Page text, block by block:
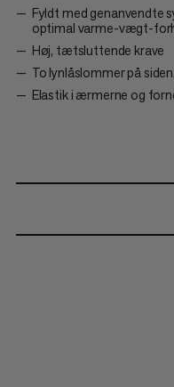
Fyldt med genanvendte
optimal varme-vægt-
Høj, tætsluttende krave
To lynlåslommer på siden.
Elastik i ærmerne og